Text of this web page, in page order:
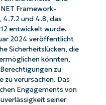
Framework-
4.7.2 und 4.8, das
entwickelt wurde.
2024 veröffentlicht
Sicherheitslücken, die
könnten,
zu
zu verursachen. Das
Engagements von
seiner